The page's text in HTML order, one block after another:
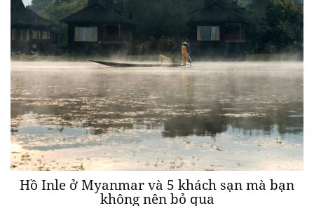
Hồ Inle ở Myanmar và 5 khách sạn mà bạn
không nên bỏ qua